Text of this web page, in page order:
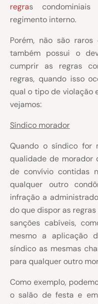
regras
regimento interno.
Porém, não são
também possui o
cumprir as regras
regras, quando isso
qual o tipo de violação
vejamos:
Síndico morador
Quando o síndico for
qualidade de morador
de convívio contidas
qualquer outro
infração a
do que dispor as
sanções cabíveis,
mesmo a aplicação
síndico as mesmas
para qualquer outro
Como exemplo,
o salão de festa e